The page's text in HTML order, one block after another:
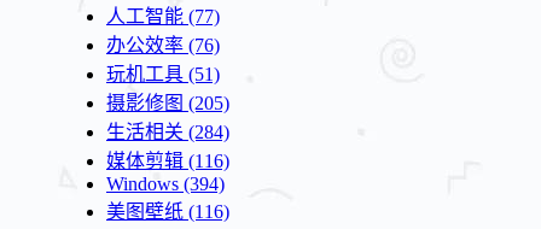
人工智能 (77)
办公效率 (76)
玩机工具 (51)
摄影修图 (205)
生活相关 (284)
媒体剪辑 (116)
Windows (394)
美图壁纸 (116)